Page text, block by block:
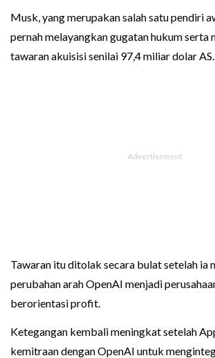
Musk, yang merupakan salah satu pendiri
pernah melayangkan gugatan hukum serta
tawaran akuisisi senilai 97,4 miliar dolar AS.
Tawaran itu ditolak secara bulat setelah ia
perubahan arah OpenAI menjadi
berorientasi profit.
Ketegangan kembali meningkat setelah
kemitraan dengan OpenAI untuk